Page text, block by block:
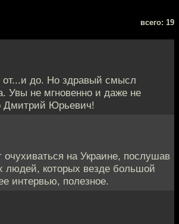
всего: 19
до. Но здравый смысл
Увы не мгновенно и даже не
Дмитрий Юрьевич!
очухиваться на Украине, послушав
людей, которых везде большой
интервью, полезное.